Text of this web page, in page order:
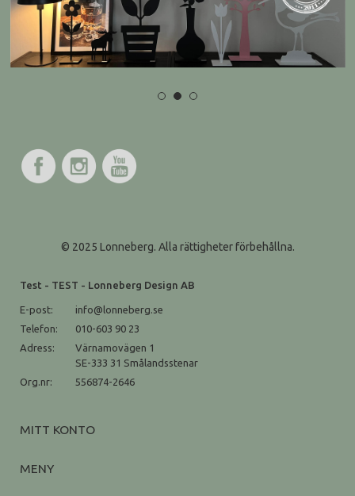
© 2025 Lonneberg. Alla rättigheter förbehållna.
Test - TEST - Lonneberg Design AB
E-post:
info@lonneberg.se
Telefon:
010-603 90 23
Adress:
Värnamovägen 1
SE-333 31 Smålandsstenar
Org.nr:
556874-2646
MITT KONTO
MENY